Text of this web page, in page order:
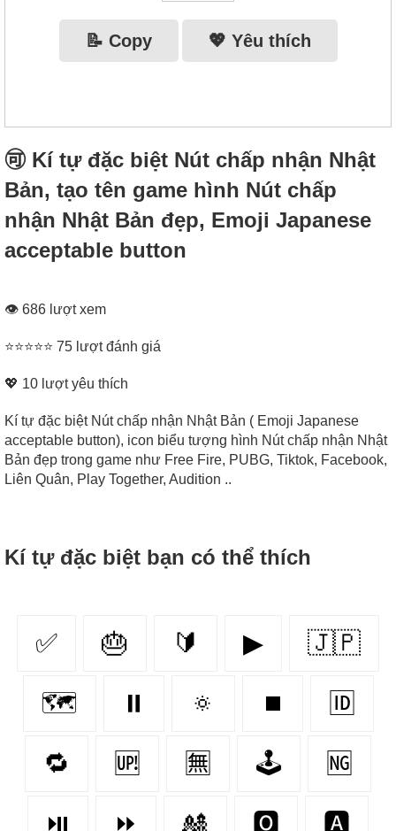
📝 Copy 💖 Yêu thích
🉑 Kí tự đặc biệt Nút chấp nhận Nhật
Bản, tạo tên game hình Nút chấp
nhận Nhật Bản đẹp, Emoji Japanese
acceptable button
👁 686 lượt xem
⭐⭐⭐⭐⭐ 75 lượt đánh giá
💖 10 lượt yêu thích
Kí tự đặc biệt Nút chấp nhận Nhật Bản ( Emoji Japanese
acceptable button), icon biểu tượng hình Nút chấp nhận Nhật
Bản đẹp trong game như Free Fire, PUBG, Tiktok, Facebook,
Liên Quân, Play Together, Audition ..
Kí tự đặc biệt bạn có thể thích
✅ 🎂 🔰 ▶ 🇯🇵
🗺 ⏸ 🔅 ⏹ 🆔
🔁 🆙 🈚 🕹️ 🆖
⏯ ⏩ 🎎 🅾 🅰